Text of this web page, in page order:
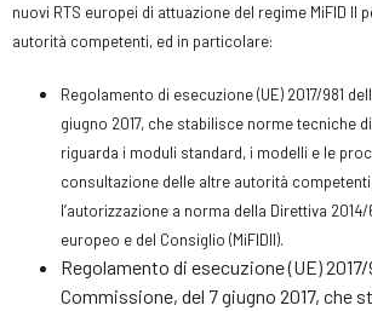
nuovi RTS europei di attuazione del regime MiFID II
autorità competenti, ed in particolare:
Regolamento di esecuzione (UE) 2017/981
giugno 2017, che stabilisce norme tecniche
riguarda i moduli standard, i modelli e le
consultazione delle altre autorità
l’autorizzazione a norma della Direttiva
europeo e del Consiglio (MiFIDII).
Regolamento di esecuzione (UE) 2017/
Commissione, del 7 giugno 2017, che